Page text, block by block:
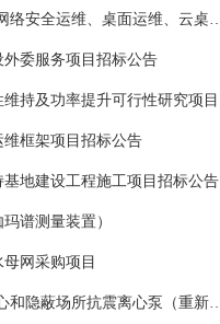
面运维、 云平台运维、机房基础设施运维服务项目招标公告
委服务项目招标公告
功率提升可行性研究项目招标公告
框架项目招标公告
地建设工程施工项目招标公告
谱测量装置）
网采购项目
蔽场所抗震离心泵（重新招标）